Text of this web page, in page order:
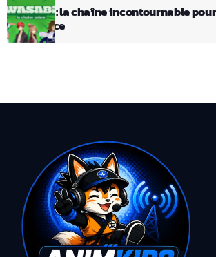
Wasabi : la chaîne incontournable
en France